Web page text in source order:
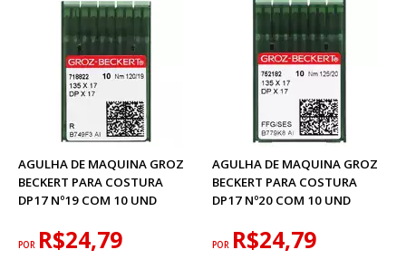
AGULHA DE MAQUINA GROZ
BECKERT PARA COSTURA
DP17 Nº19 COM 10 UND
POR R$24,79
AGULHA DE MAQUINA GROZ
BECKERT PARA COSTURA
DP17 Nº20 COM 10 UND
POR R$24,79